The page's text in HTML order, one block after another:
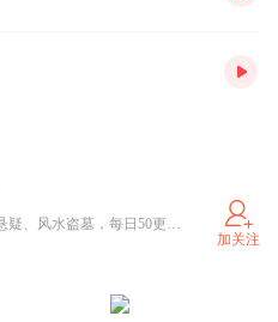
新书《残棺》上架！恐怖悬疑、风水盗墓，每日50更，等你来收听！
加关注